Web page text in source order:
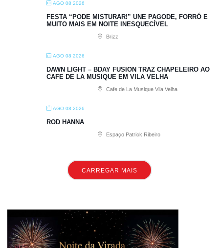
AGO 08 2026
FESTA “PODE MISTURAR!” UNE PAGODE, FORRÓ E
MUITO MAIS EM NOITE INESQUECÍVEL
Brizz
AGO 08 2026
DAWN LIGHT – BDAY FUSION TRAZ CHAPELEIRO AO
CAFE DE LA MUSIQUE EM VILA VELHA
Cafe de La Musique Vila Velha
AGO 08 2026
ROD HANNA
Espaço Patrick Ribeiro
CARREGAR MAIS